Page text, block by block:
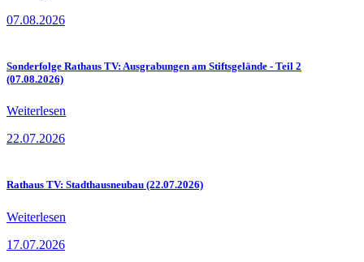
07.08.2026
Sonderfolge Rathaus TV: Ausgrabungen am Stiftsgelände - Teil 2
(07.08.2026)
Weiterlesen
22.07.2026
Rathaus TV: Stadthausneubau (22.07.2026)
Weiterlesen
17.07.2026